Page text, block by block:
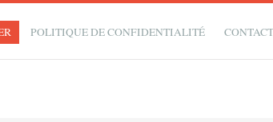
POLITIQUE DE CONFIDENTIALITÉ